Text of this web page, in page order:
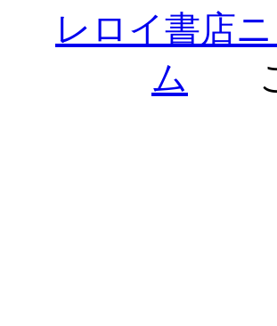
レロイ書店
ム ご